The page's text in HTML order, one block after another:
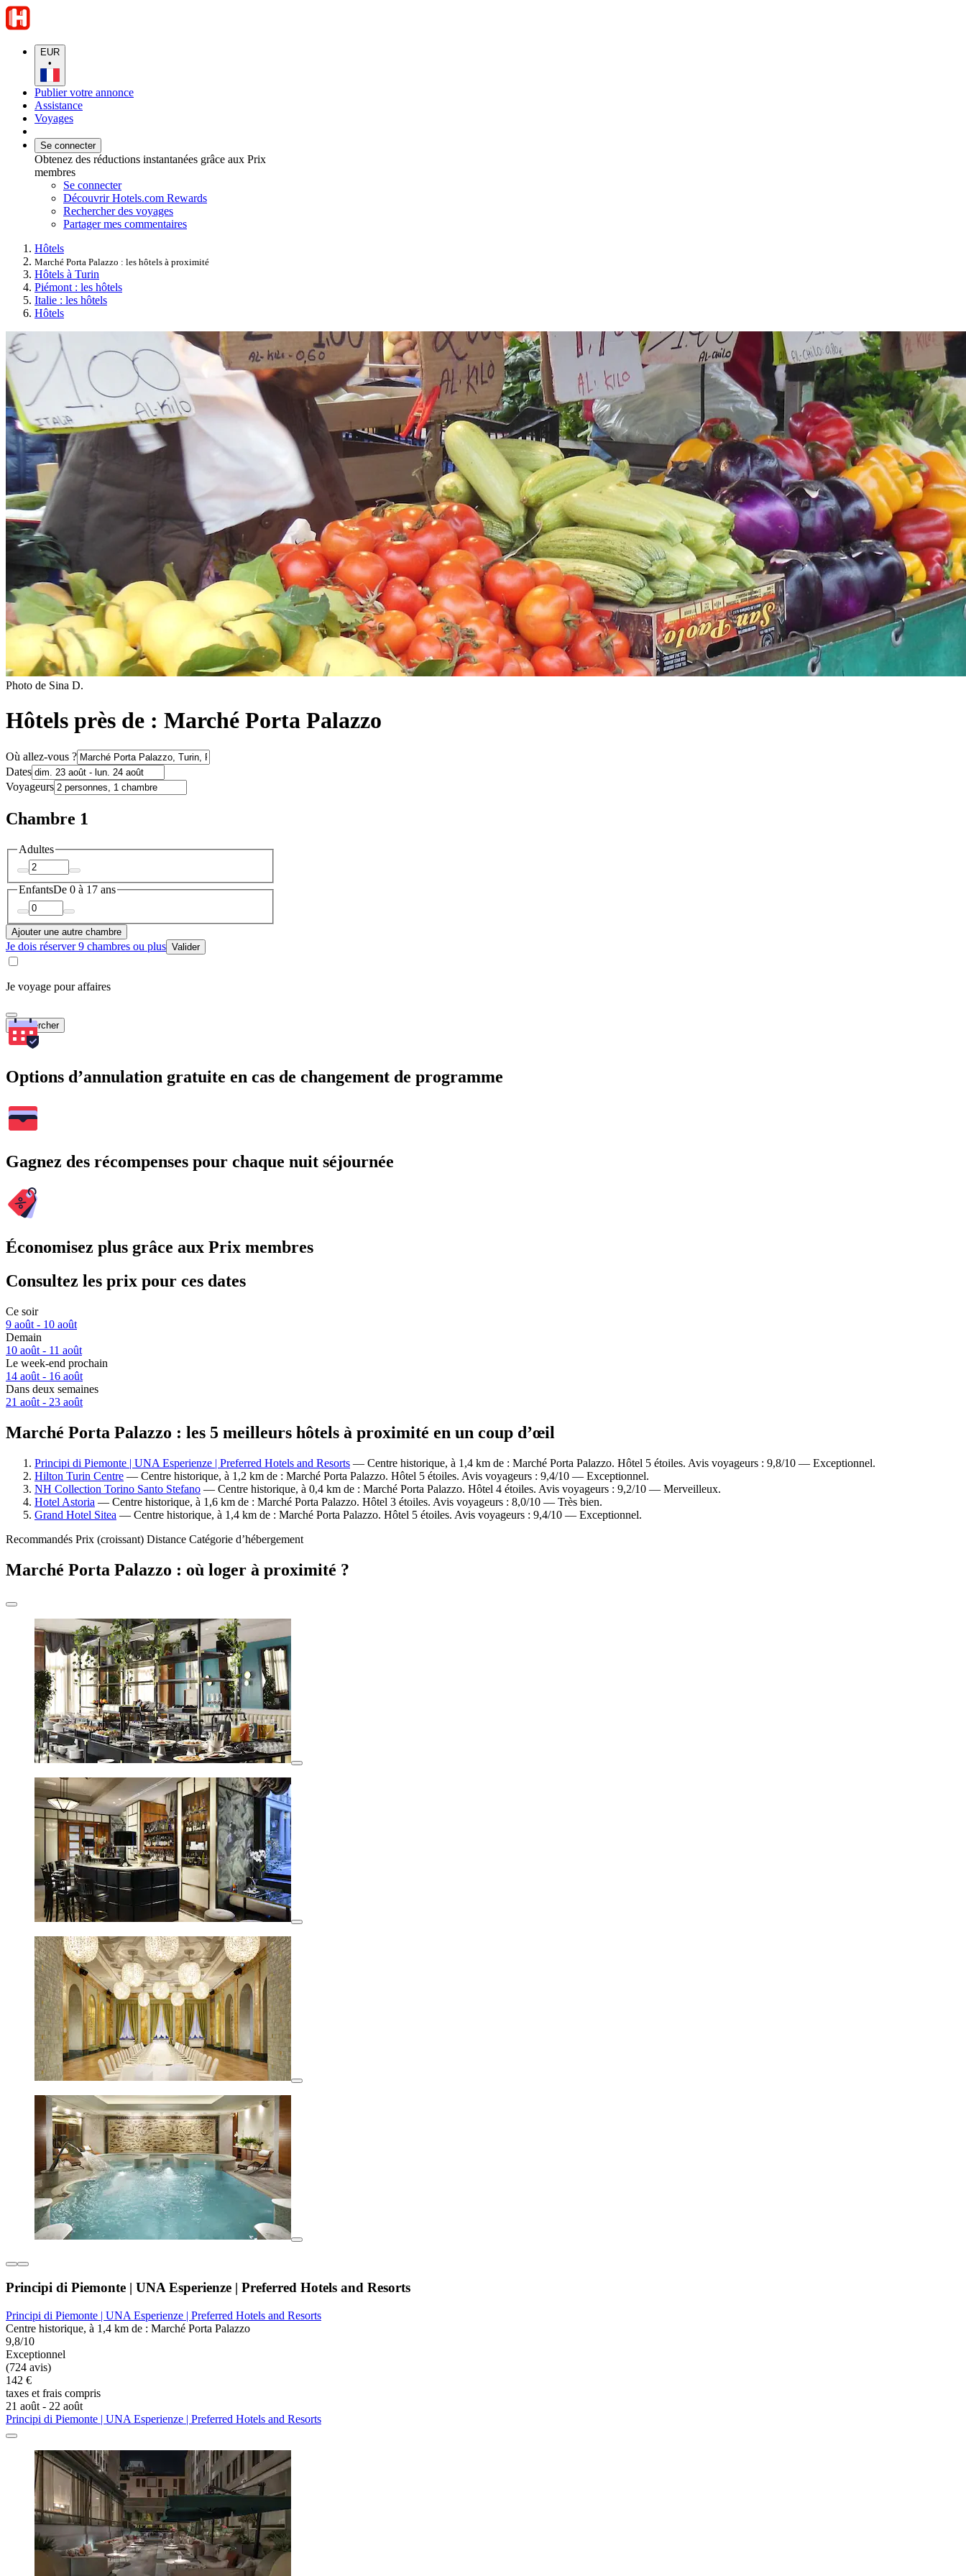
EUR
•
Publier votre annonce
Assistance
Voyages
Se connecter
Obtenez des réductions instantanées grâce aux Prix
membres
Se connecter
Découvrir Hotels.com Rewards
Rechercher des voyages
Partager mes commentaires
Hôtels
Marché Porta Palazzo : les hôtels à proximité
Hôtels à Turin
Piémont : les hôtels
Italie : les hôtels
Hôtels
Photo de Sina D.
Hôtels près de : Marché Porta Palazzo
Où allez-vous ?
Dates
Voyageurs
Chambre 1
Adultes
EnfantsDe 0 à 17 ans
Ajouter une autre chambre
Je dois réserver 9 chambres ou plus Valider
Je voyage pour affaires
Rechercher
Options d’annulation gratuite en cas de changement de programme
Gagnez des récompenses pour chaque nuit séjournée
Économisez plus grâce aux Prix membres
Consultez les prix pour ces dates
Ce soir
9 août - 10 août
Demain
10 août - 11 août
Le week-end prochain
14 août - 16 août
Dans deux semaines
21 août - 23 août
Marché Porta Palazzo : les 5 meilleurs hôtels à proximité en un coup d’œil
Principi di Piemonte | UNA Esperienze | Preferred Hotels and Resorts — Centre historique, à 1,4 km de : Marché Porta Palazzo. Hôtel 5 étoiles. Avis voyageurs : 9,8/10 — Exceptionnel.
Hilton Turin Centre — Centre historique, à 1,2 km de : Marché Porta Palazzo. Hôtel 5 étoiles. Avis voyageurs : 9,4/10 — Exceptionnel.
NH Collection Torino Santo Stefano — Centre historique, à 0,4 km de : Marché Porta Palazzo. Hôtel 4 étoiles. Avis voyageurs : 9,2/10 — Merveilleux.
Hotel Astoria — Centre historique, à 1,6 km de : Marché Porta Palazzo. Hôtel 3 étoiles. Avis voyageurs : 8,0/10 — Très bien.
Grand Hotel Sitea — Centre historique, à 1,4 km de : Marché Porta Palazzo. Hôtel 5 étoiles. Avis voyageurs : 9,4/10 — Exceptionnel.
Recommandés Prix (croissant) Distance Catégorie d’hébergement
Marché Porta Palazzo : où loger à proximité ?
Principi di Piemonte | UNA Esperienze | Preferred Hotels and Resorts
Principi di Piemonte | UNA Esperienze | Preferred Hotels and Resorts
Centre historique, à 1,4 km de : Marché Porta Palazzo
9,8/10
Exceptionnel
(724 avis)
142 €
taxes et frais compris
21 août - 22 août
Principi di Piemonte | UNA Esperienze | Preferred Hotels and Resorts